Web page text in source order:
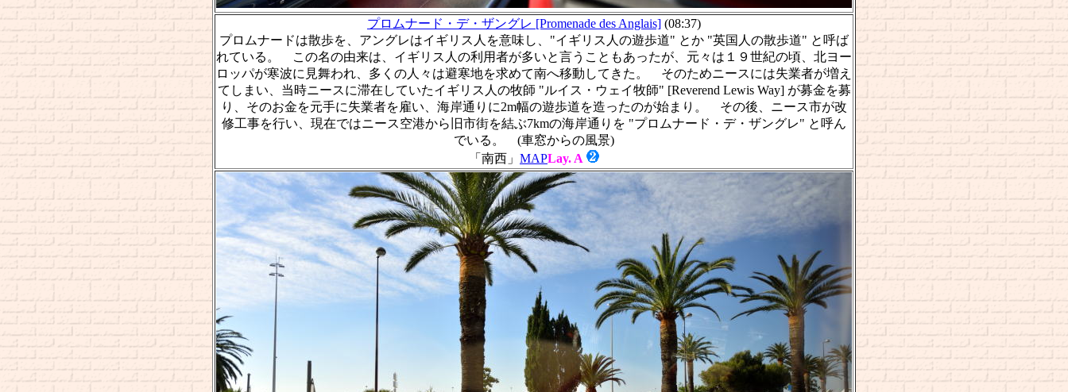
プロムナード・デ・ザングレ [Promenade des Anglais] (08:37)
プロムナードは散歩を、アングレはイギリス人を意味し、"イギリス人の遊歩道" とか "英国人の散歩道" と呼ば
れている。 この名の由来は、イギリス人の利用者が多いと言うこともあったが、元々は１９世紀の頃、北ヨー
ロッパが寒波に見舞われ、多くの人々は避寒地を求めて南へ移動してきた。 そのためニースには失業者が増え
てしまい、当時ニースに滞在していたイギリス人の牧師 "ルイス・ウェイ牧師" [Reverend Lewis Way] が募金を募
り、そのお金を元手に失業者を雇い、海岸通りに2m幅の遊歩道を造ったのが始まり。 その後、ニース市が改
修工事を行い、現在ではニース空港から旧市街を結ぶ7kmの海岸通りを "プロムナード・デ・ザングレ" と呼ん
でいる。 (車窓からの風景)
「南西」 MAPLay. A